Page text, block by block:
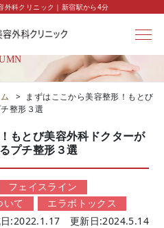
外科クリニック｜新宿駅から4分
> まずはここから美容整形！もとび
整形３選
もとび美容外科ドクターが
プチ整形３選
フェイスライン
いて エラボトックス
:2022.1.17 更新日:2024.5.14